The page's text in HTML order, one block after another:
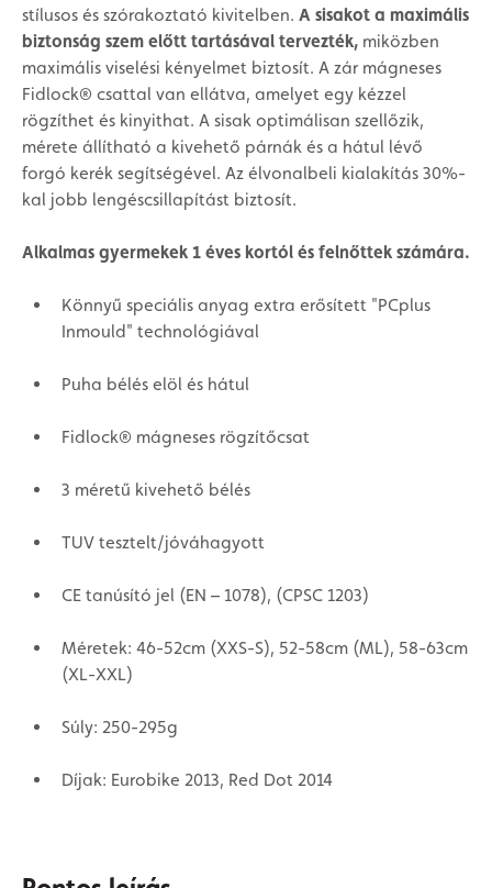
stílusos és szórakoztató kivitelben. A sisakot a maximális
biztonság szem előtt tartásával tervezték, miközben
maximális viselési kényelmet biztosít. A zár mágneses
Fidlock® csattal van ellátva, amelyet egy kézzel
rögzíthet és kinyithat. A sisak optimálisan szellőzik,
mérete állítható a kivehető párnák és a hátul lévő
forgó kerék segítségével. Az élvonalbeli kialakítás 30%-
kal jobb lengéscsillapítást biztosít.
Alkalmas gyermekek 1 éves kortól és felnőttek számára.
Könnyű speciális anyag extra erősített "PCplus
Inmould" technológiával
Puha bélés elöl és hátul
Fidlock® mágneses rögzítőcsat
3 méretű kivehető bélés
TUV tesztelt/jóváhagyott
CE tanúsító jel (EN – 1078), (CPSC 1203)
Méretek: 46-52cm (XXS-S), 52-58cm (ML), 58-63cm
(XL-XXL)
Súly: 250-295g
Díjak: Eurobike 2013, Red Dot 2014